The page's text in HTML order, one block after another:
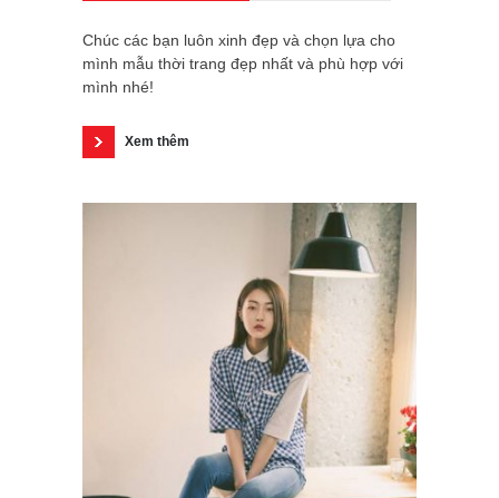
Chúc các bạn luôn xinh đẹp và chọn lựa cho
mình mẫu thời trang đẹp nhất và phù hợp với
mình nhé!
Xem thêm